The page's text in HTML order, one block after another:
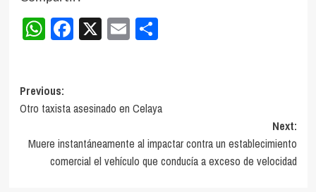
WhatsApp
Facebook
X EmailCompartir
Post
navigation
Previous:
Otro taxista asesinado en Celaya
Next:
Muere instantáneamente al impactar contra un establecimiento
comercial el vehículo que conducía a exceso de velocidad